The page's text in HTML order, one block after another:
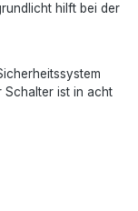
hilft bei der
Schalter ist in acht